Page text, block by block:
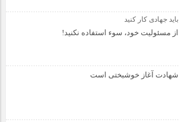
باید جهادی کار کنید
از مسئولیت خود، سوء استفاده نکنید!
شهادت آغاز خوشبختی است